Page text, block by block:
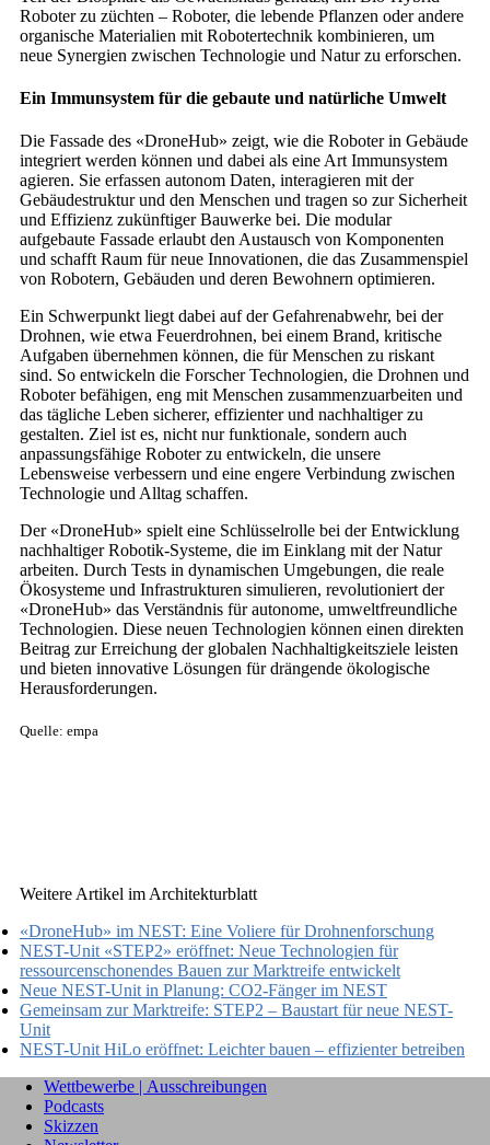
Roboter zu züchten – Roboter, die lebende Pflanzen oder andere
organische Materialien mit Robotertechnik kombinieren, um
neue Synergien zwischen Technologie und Natur zu erforschen.
Ein Immunsystem für die gebaute und natürliche Umwelt
Die Fassade des «DroneHub» zeigt, wie die Roboter in Gebäude
integriert werden können und dabei als eine Art Immunsystem
agieren. Sie erfassen autonom Daten, interagieren mit der
Gebäudestruktur und den Menschen und tragen so zur Sicherheit
und Effizienz zukünftiger Bauwerke bei. Die modular
aufgebaute Fassade erlaubt den Austausch von Komponenten
und schafft Raum für neue Innovationen, die das Zusammenspiel
von Robotern, Gebäuden und deren Bewohnern optimieren.
Ein Schwerpunkt liegt dabei auf der Gefahrenabwehr, bei der
Drohnen, wie etwa Feuerdrohnen, bei einem Brand, kritische
Aufgaben übernehmen können, die für Menschen zu riskant
sind. So entwickeln die Forscher Technologien, die Drohnen und
Roboter befähigen, eng mit Menschen zusammenzuarbeiten und
das tägliche Leben sicherer, effizienter und nachhaltiger zu
gestalten. Ziel ist es, nicht nur funktionale, sondern auch
anpassungsfähige Roboter zu entwickeln, die unsere
Lebensweise verbessern und eine engere Verbindung zwischen
Technologie und Alltag schaffen.
Der «DroneHub» spielt eine Schlüsselrolle bei der Entwicklung
nachhaltiger Robotik-Systeme, die im Einklang mit der Natur
arbeiten. Durch Tests in dynamischen Umgebungen, die reale
Ökosysteme und Infrastrukturen simulieren, revolutioniert der
«DroneHub» das Verständnis für autonome, umweltfreundliche
Technologien. Diese neuen Technologien können einen direkten
Beitrag zur Erreichung der globalen Nachhaltigkeitsziele leisten
und bieten innovative Lösungen für drängende ökologische
Herausforderungen.
Quelle: empa
Weitere Artikel im Architekturblatt
«DroneHub» im NEST: Eine Voliere für Drohnenforschung
NEST-Unit «STEP2» eröffnet: Neue Technologien für
ressourcenschonendes Bauen zur Marktreife entwickelt
Neue NEST-Unit in Planung: CO2-Fänger im NEST
Gemeinsam zur Marktreife: STEP2 – Baustart für neue NEST-
Unit
NEST-Unit HiLo eröffnet: Leichter bauen – effizienter betreiben
Wettbewerbe | Ausschreibungen
Podcasts
Skizzen